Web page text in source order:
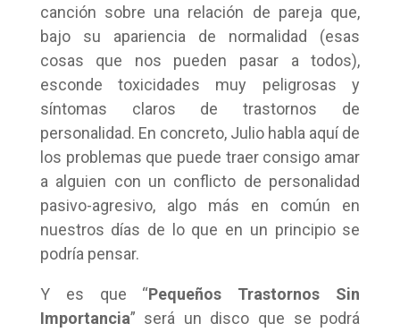
canción sobre una relación de pareja que,
bajo su apariencia de normalidad (esas
cosas que nos pueden pasar a todos),
esconde toxicidades muy peligrosas y
síntomas claros de trastornos de
personalidad. En concreto, Julio habla aquí de
los problemas que puede traer consigo amar
a alguien con un conflicto de personalidad
pasivo-agresivo, algo más en común en
nuestros días de lo que en un principio se
podría pensar.
Y es que “Pequeños Trastornos Sin
Importancia” será un disco que se podrá